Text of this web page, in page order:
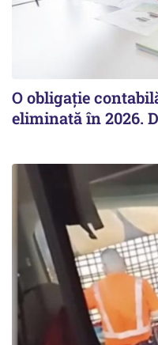
O obligație
eliminată în 2026.